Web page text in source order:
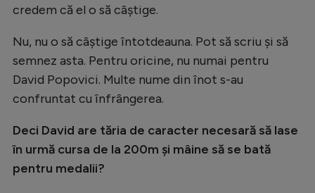
credem că el o să câștige.
Nu, nu o să câștige întotdeauna. Pot să scriu și să
semnez asta. Pentru oricine, nu numai pentru
David Popovici. Multe nume din înot s-au
confruntat cu înfrângerea.
Deci David are tăria de caracter necesară să lase
în urmă cursa de la 200m și mâine să se bată
pentru medalii?